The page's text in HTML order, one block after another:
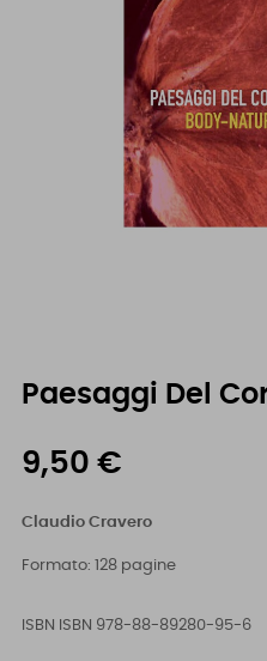
Paesaggi Del
9,50 €
Claudio Cravero
Formato: 128 pagine
ISBN ISBN 978-88-89280-95-6